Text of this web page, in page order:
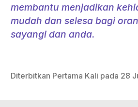
membantu menjadikan
mudah dan selesa bagi
sayangi dan anda.
Diterbitkan Pertama Kali pada 28